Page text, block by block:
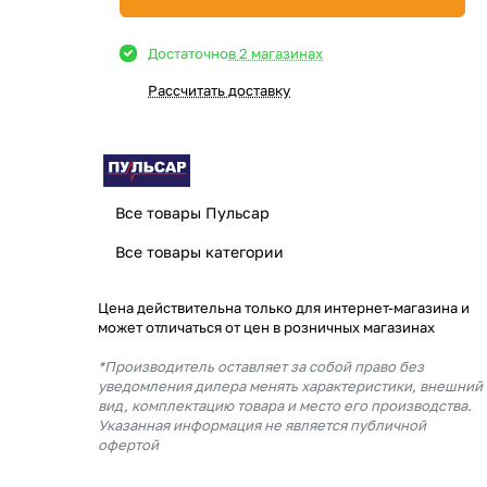
Достаточнов 2 магазинах
Рассчитать доставку
Все товары Пульсар
Все товары категории
Цена действительна только для интернет-магазина и
может отличаться от цен в розничных магазинах
*Производитель оставляет за собой право без
уведомления дилера менять характеристики, внешний
вид, комплектацию товара и место его производства.
Указанная информация не является публичной
офертой